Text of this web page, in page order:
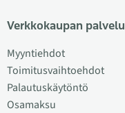
Verkkokaupan palvelu
Myyntiehdot
Toimitusvaihtoehdot
Palautuskäytöntö
Osamaksu